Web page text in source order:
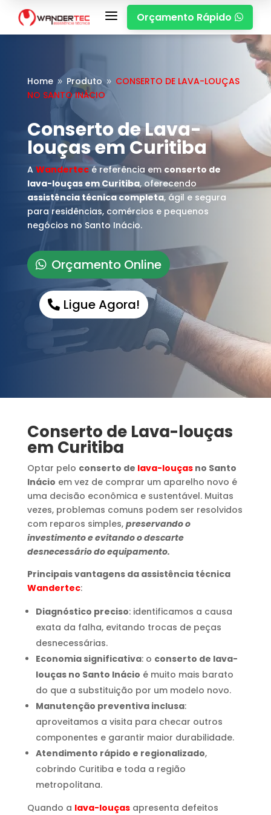
a Orçamento Rápido 
Home 9 Produto 9 CONSERTO DE LAVA-LOUÇAS
NO SANTO INÁCIO
Conserto de Lava-
louças em Curitiba
A Wandertecé referência em conserto de
lava-louças em Curitiba, oferecendo
assistência técnica completa, ágil e segura
para residências, comércios e pequenos
negócios no Santo Inácio.
Orçamento Online
Ligue Agora!
Conserto de Lava-louças
em Curitiba
Optar pelo conserto de lava-louçasno Santo
Inácio em vez de comprar um aparelho novo é
uma decisão econômica e sustentável. Muitas
vezes, problemas comuns podem ser resolvidos
com reparos simples, preservando o
investimento e evitando o descarte
desnecessário do equipamento.
Principais vantagens da assistência técnica
Wandertec:
Diagnóstico preciso: identificamos a causa
exata da falha, evitando trocas de peças
desnecessárias.
Economia significativa: o conserto de lava-
louças no Santo Inácio é muito mais barato
do que a substituição por um modelo novo.
Manutenção preventiva inclusa:
aproveitamos a visita para checar outros
componentes e garantir maior durabilidade.
Atendimento rápido e regionalizado,
cobrindo Curitiba e toda a região
metropolitana.
Quando a lava-louçasapresenta defeitos